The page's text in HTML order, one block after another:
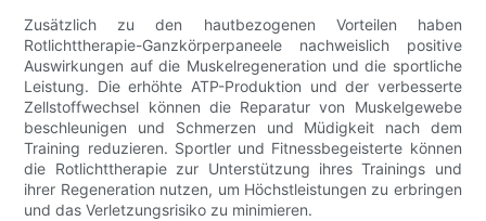
Zusätzlich zu den hautbezogenen Vorteilen haben
Rotlichttherapie-Ganzkörperpaneele nachweislich positive
Auswirkungen auf die Muskelregeneration und die sportliche
Leistung. Die erhöhte ATP-Produktion und der verbesserte
Zellstoffwechsel können die Reparatur von Muskelgewebe
beschleunigen und Schmerzen und Müdigkeit nach dem
Training reduzieren. Sportler und Fitnessbegeisterte können
die Rotlichttherapie zur Unterstützung ihres Trainings und
ihrer Regeneration nutzen, um Höchstleistungen zu erbringen
und das Verletzungsrisiko zu minimieren.